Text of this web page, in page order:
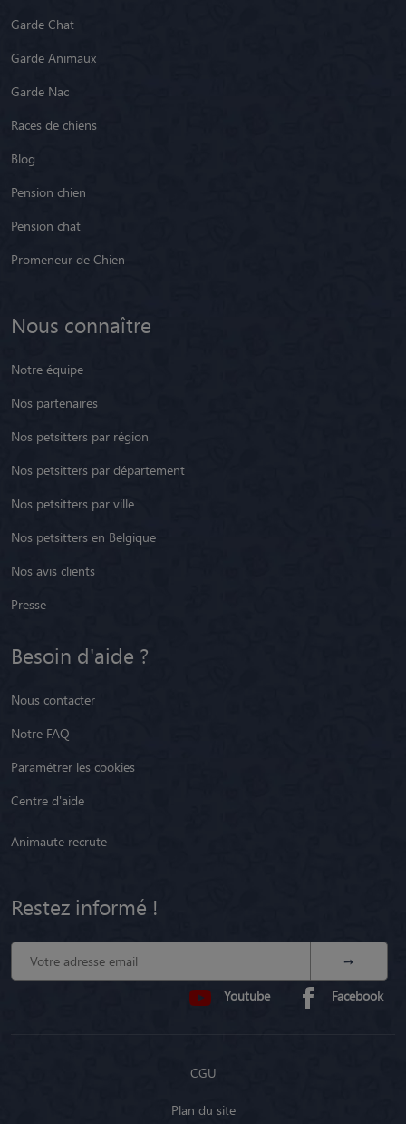
Garde Chat
Garde Animaux
Garde Nac
Races de chiens
Blog
Pension chien
Pension chat
Promeneur de Chien
Nous connaître
Notre équipe
Nos partenaires
Nos petsitters par région
Nos petsitters par département
Nos petsitters par ville
Nos petsitters en Belgique
Nos avis clients
Presse
Besoin d'aide ?
Nous contacter
Notre FAQ
Paramétrer les cookies
Centre d'aide
Animaute recrute
Restez informé !
Youtube Facebook
CGU
Plan du site